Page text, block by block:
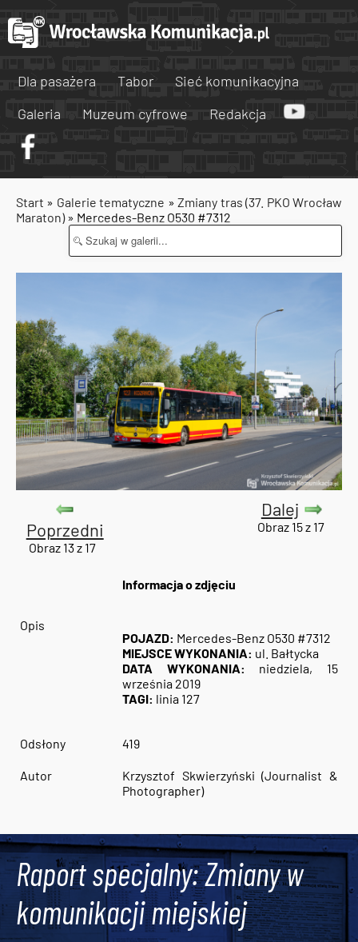
Dla pasażera Tabor
Sieć komunikacyjna
Galeria
Muzeum cyfrowe Redakcja
Start » Galerie tematyczne »Zmiany tras (37. PKO Wrocław
Maraton)» Mercedes-Benz O530 #7312
Poprzedni
Obraz 13 z 17
Dalej
Obraz 15 z 17
Informacja o zdjęciu
Opis
POJAZD: Mercedes-Benz O530 #7312
MIEJSCE WYKONANIA: ul. Bałtycka
DATA WYKONANIA: niedziela, 15
września 2019
TAGI: linia 127
Odsłony 419
Autor
Krzysztof Skwierzyński (Journalist &
Photographer)
Raport specjalny: Zmiany w
komunikacji miejskiej